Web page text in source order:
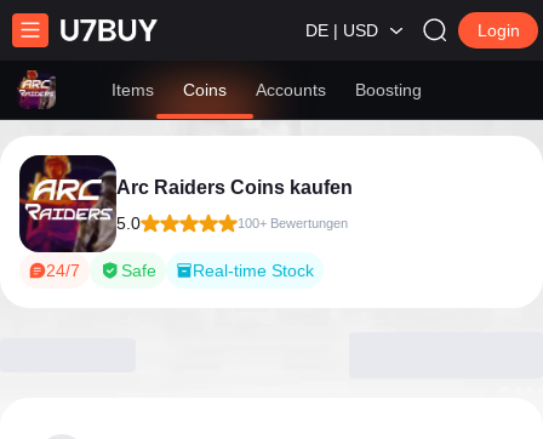
DE | USD Login
Items Coins Accounts Boosting
Arc Raiders Coins kaufen
5.0 100+ Bewertungen
24/7 Safe Real-time Stock